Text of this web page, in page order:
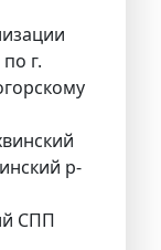
г.
р-
СПП